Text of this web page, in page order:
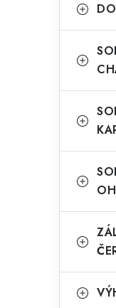
o
t
n
í
a
kategorie
a
g